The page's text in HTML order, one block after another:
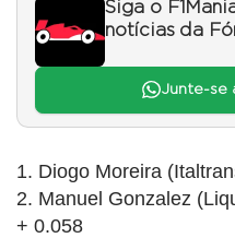
Siga o
notícias da
Junte-se
1. Diogo Moreira
2. Manuel Gonzalez
+ 0.058